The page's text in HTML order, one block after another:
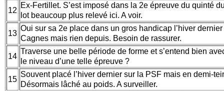
12
Ex-Fertillet. S’est imposé dans la 2e épreuve du quinté
lot beaucoup plus relevé ici. A voir.
13
Oui sur sa 2e place dans un gros handicap l’hiver
Cagnes mais rien depuis. Besoin de rassurer.
14
Traverse une belle période de forme et s’entend bien
le niveau d’une telle épreuve ?
15
Souvent placé l’hiver dernier sur la PSF mais en demi-
Désormais lâché au poids. A surveiller.